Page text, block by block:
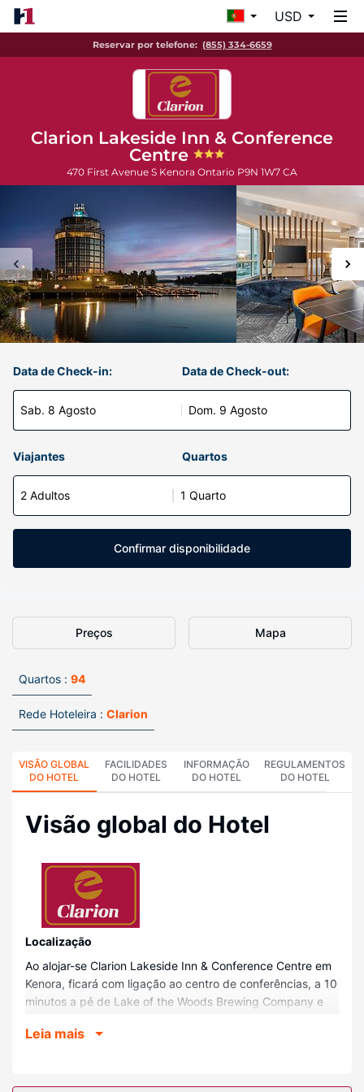
USD
Reservar por telefone: (855) 334-6659
Clarion Lakeside Inn & Conference
Centre
470 First Avenue S Kenora Ontario P9N 1W7 CA
Data de Check-in:
Sab. 8 Agosto
Data de Check-out:
Dom. 9 Agosto
Viajantes Quartos
2 Adultos 1 Quarto
Confirmar disponibilidade
Preços Mapa
Quartos : 94
Rede Hoteleira : Clarion
VISÃO GLOBAL
DO HOTEL
FACILIDADES
DO HOTEL
INFORMAÇÃO
DO HOTEL
REGULAMENTOS
DO HOTEL
Visão global do Hotel
Localização
Ao alojar-se Clarion Lakeside Inn & Conference Centre em
Kenora, ficará com ligação ao centro de conferências, a 10
minutos a pé de Lake of the Woods Brewing Company e
0,1 km (0,1 mi) de Lago dos Bosques e a 0,7 km (0,4 mi)
Leia mais